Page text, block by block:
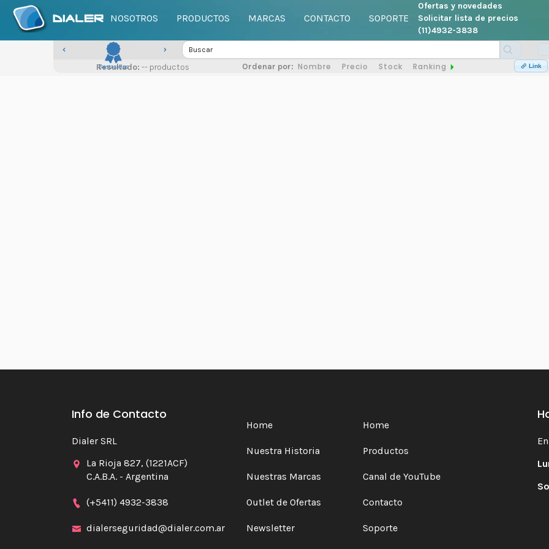
NOSOTROS PRODUCTOS MARCAS CONTACTO SOPORTE
Ofertas y novedades
Solicitar lista de precios
(11)4932-3838
Destacados
Resultado:-- productos Ordenar por: Nombre Precio Stock Ranking Link
Info de Contacto
Dialer SRL
La Rioja 827, (1221ACF)
C.A.B.A. - Argentina
(+5411) 4932-3838
dialerseguridad@dialer.com.ar
Home
Nuestra Historia
Nuestras Marcas
Outlet de Ofertas
Newsletter
Home
Productos
Canal de YouTube
Contacto
Soporte